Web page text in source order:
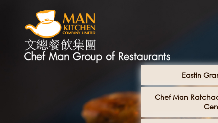
Eastin
Chef Man